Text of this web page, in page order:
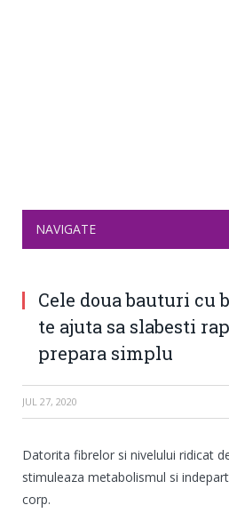
NAVIGATE
Cele doua bauturi cu
te ajuta sa slabesti
prepara simplu
JUL 27, 2020
Datorita fibrelor si nivelului ridicat
stimuleaza metabolismul si
corp.